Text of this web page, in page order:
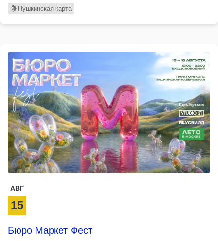
Пушкинская карта
АВГ
15
Бюро Маркет Фест